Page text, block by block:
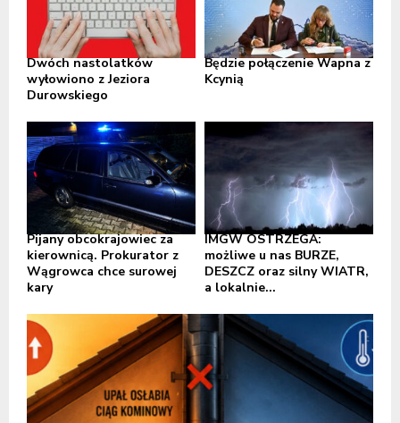
Dwóch nastolatków
wyłowiono z Jeziora
Durowskiego
Będzie połączenie Wapna z
Kcynią
Pijany obcokrajowiec za
kierownicą. Prokurator z
Wągrowca chce surowej
kary
IMGW OSTRZEGA:
możliwe u nas BURZE,
DESZCZ oraz silny WIATR,
a lokalnie...